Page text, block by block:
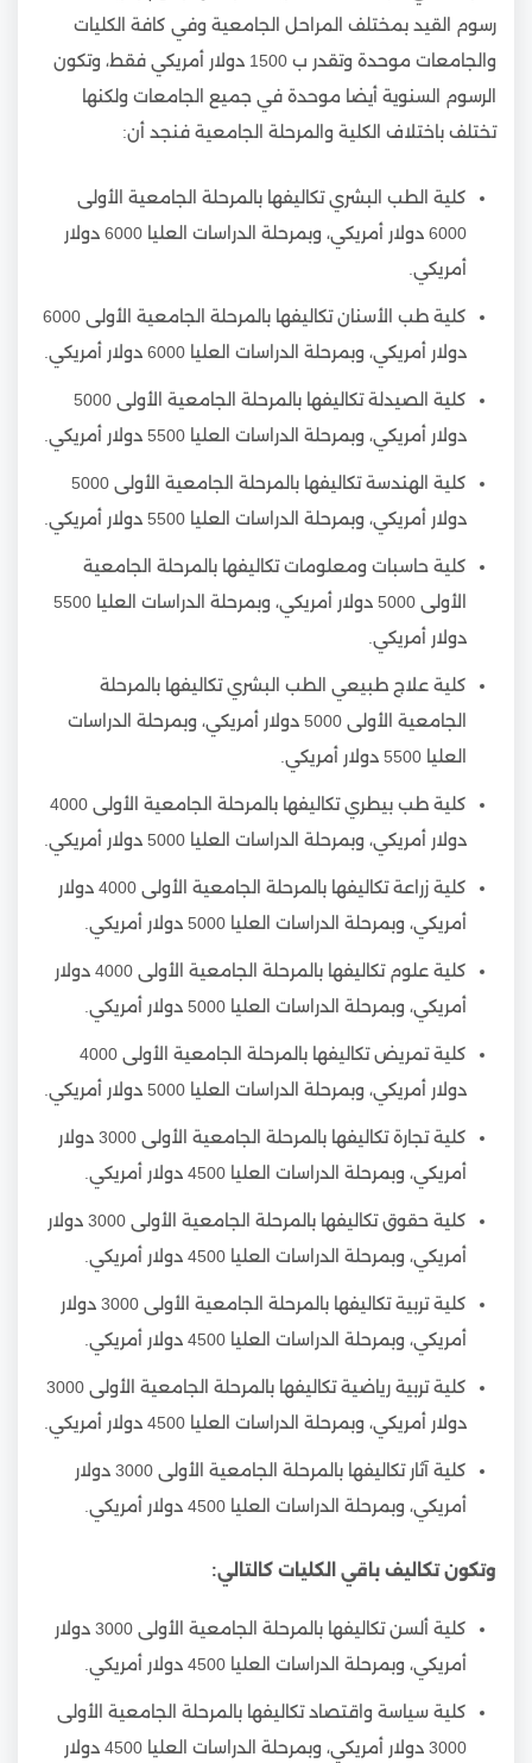
رسوم القيد بمختلف المراحل الجامعية وفي كافة الكليات
والجامعات موحدة وتقدر ب 1500 دولار أمريكي فقط، وتكون
الرسوم السنوية أيضا موحدة في جميع الجامعات ولكنها
تختلف باختلاف الكلية والمرحلة الجامعية فنجد أن:
كلية الطب البشري تكاليفها بالمرحلة الجامعية الأولى
6000 دولار أمريكي، وبمرحلة الدراسات العليا 6000 دولار
أمريكي.
كلية طب الأسنان تكاليفها بالمرحلة الجامعية الأولى 6000
دولار أمريكي، وبمرحلة الدراسات العليا 6000 دولار أمريكي.
كلية الصيدلة تكاليفها بالمرحلة الجامعية الأولى 5000
دولار أمريكي، وبمرحلة الدراسات العليا 5500 دولار أمريكي.
كلية الهندسة تكاليفها بالمرحلة الجامعية الأولى 5000
دولار أمريكي، وبمرحلة الدراسات العليا 5500 دولار أمريكي.
كلية حاسبات ومعلومات تكاليفها بالمرحلة الجامعية
الأولى 5000 دولار أمريكي، وبمرحلة الدراسات العليا 5500
دولار أمريكي.
كلية علاج طبيعي الطب البشري تكاليفها بالمرحلة
الجامعية الأولى 5000 دولار أمريكي، وبمرحلة الدراسات
العليا 5500 دولار أمريكي.
كلية طب بيطري تكاليفها بالمرحلة الجامعية الأولى 4000
دولار أمريكي، وبمرحلة الدراسات العليا 5000 دولار أمريكي.
كلية زراعة تكاليفها بالمرحلة الجامعية الأولى 4000 دولار
أمريكي، وبمرحلة الدراسات العليا 5000 دولار أمريكي.
كلية علوم تكاليفها بالمرحلة الجامعية الأولى 4000 دولار
أمريكي، وبمرحلة الدراسات العليا 5000 دولار أمريكي.
كلية تمريض تكاليفها بالمرحلة الجامعية الأولى 4000
دولار أمريكي، وبمرحلة الدراسات العليا 5000 دولار أمريكي.
كلية تجارة تكاليفها بالمرحلة الجامعية الأولى 3000 دولار
أمريكي، وبمرحلة الدراسات العليا 4500 دولار أمريكي.
كلية حقوق تكاليفها بالمرحلة الجامعية الأولى 3000 دولار
أمريكي، وبمرحلة الدراسات العليا 4500 دولار أمريكي.
كلية تربية تكاليفها بالمرحلة الجامعية الأولى 3000 دولار
أمريكي، وبمرحلة الدراسات العليا 4500 دولار أمريكي.
كلية تربية رياضية تكاليفها بالمرحلة الجامعية الأولى 3000
دولار أمريكي، وبمرحلة الدراسات العليا 4500 دولار أمريكي.
كلية آثار تكاليفها بالمرحلة الجامعية الأولى 3000 دولار
أمريكي، وبمرحلة الدراسات العليا 4500 دولار أمريكي.
وتكون تكاليف باقي الكليات كالتالي:
كلية ألسن تكاليفها بالمرحلة الجامعية الأولى 3000 دولار
أمريكي، وبمرحلة الدراسات العليا 4500 دولار أمريكي.
كلية سياسة واقتصاد تكاليفها بالمرحلة الجامعية الأولى
3000 دولار أمريكي، وبمرحلة الدراسات العليا 4500 دولار